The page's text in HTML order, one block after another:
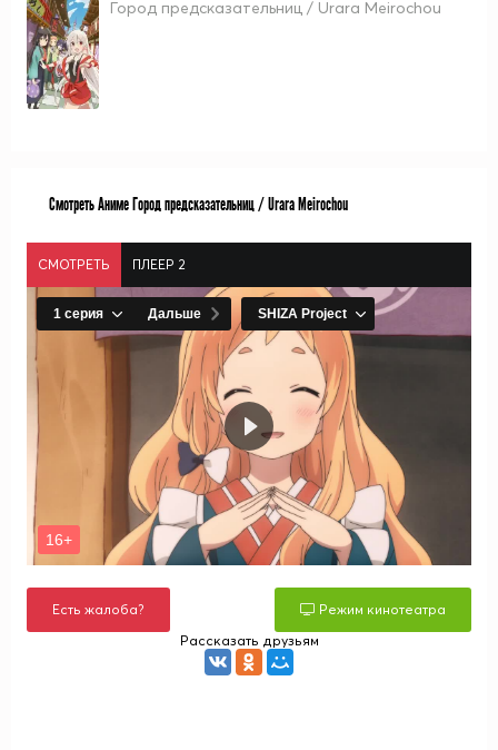
Город предсказательниц / Urara Meirochou
Смотреть Аниме Город предсказательниц / Urara Meirochou
СМОТРЕТЬ ПЛЕЕР 2
Есть жалоба?
Режим кинотеатра
Рассказать друзьям